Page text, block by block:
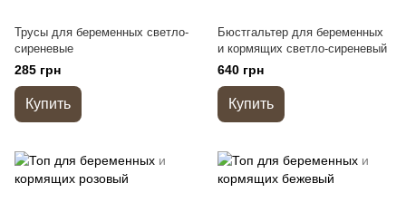
Трусы для беременных светло-
сиреневые
285 грн
Купить
Бюстгальтер для беременных
и кормящих светло-сиреневый
640 грн
Купить